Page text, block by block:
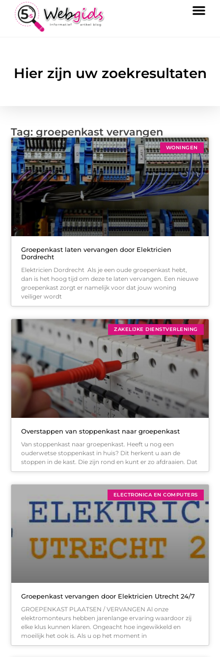
Hier zijn uw zoekresultaten
Tag: groepenkast vervangen
WONINGEN
Groepenkast laten vervangen door Elektricien
Dordrecht
Elektricien Dordrecht Als je een oude groepenkast hebt,
dan is het hoog tijd om deze te laten vervangen. Een nieuwe
groepenkast zorgt er namelijk voor dat jouw woning
veiliger wordt
ZAKELIJKE DIENSTVERLENING
Overstappen van stoppenkast naar groepenkast
Van stoppenkast naar groepenkast. Heeft u nog een
ouderwetse stoppenkast in huis? Dit herkent u aan de
stoppen in de kast. Die zijn rond en kunt er zo afdraaien. Dat
ELECTRONICA EN COMPUTERS
Groepenkast vervangen door Elektricien Utrecht 24/7
GROEPENKAST PLAATSEN / VERVANGEN Al onze
elektromonteurs hebben jarenlange ervaring waardoor zij
elke klus kunnen klaren. Ongeacht hoe ingewikkeld en
moeilijk het ook is. Als u op het moment in